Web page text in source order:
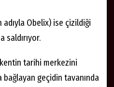
Obelix) ise çizildiği
saldırıyor.
tarihi merkezini
geçidin tavanında